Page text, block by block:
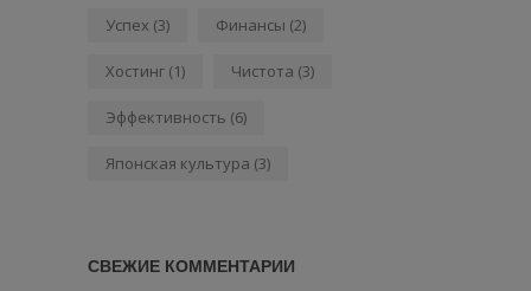
Успех (3) Финансы (2)
Хостинг (1) Чистота (3)
Эффективность (6)
Японская культура (3)
СВЕЖИЕ КОММЕНТАРИИ